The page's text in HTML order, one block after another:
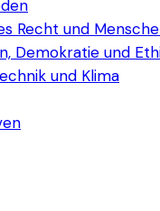
Recht und
Demokratie und
und Klima